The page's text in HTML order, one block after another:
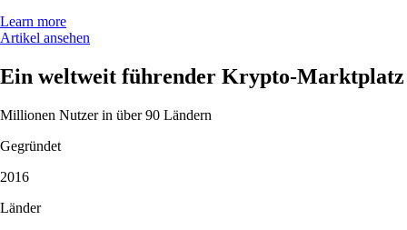
Learn more
Artikel ansehen
Ein weltweit führender Krypto-Marktplatz
Millionen Nutzer in über 90 Ländern
Gegründet
2016
Länder